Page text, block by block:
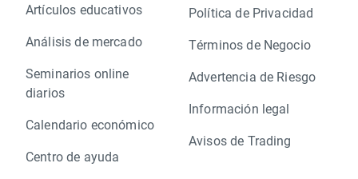
Artículos educativos
Análisis de mercado
Seminarios online
diarios
Calendario económico
Centro de ayuda
Política de Privacidad
Términos de Negocio
Advertencia de Riesgo
Información legal
Avisos de Trading